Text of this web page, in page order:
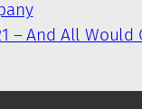
– And All Would